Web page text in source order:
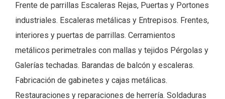
Frente de parrillas Escaleras Rejas, Puertas y Portones
industriales. Escaleras metálicas y Entrepisos. Frentes,
interiores y puertas de parrillas. Cerramientos
metálicos perimetrales con mallas y tejidos Pérgolas y
Galerías techadas. Barandas de balcón y escaleras.
Fabricación de gabinetes y cajas metálicas.
Restauraciones y reparaciones de herrería. Soldaduras